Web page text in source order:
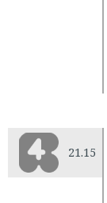
21.15